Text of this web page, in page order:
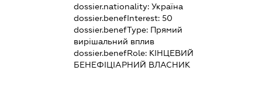
dossier.nationality: Україна
dossier.benefInterest: 50
dossier.benefType: Прямий
вирішальний вплив
dossier.benefRole: КІНЦЕВИЙ
БЕНЕФІЦІАРНИЙ ВЛАСНИК